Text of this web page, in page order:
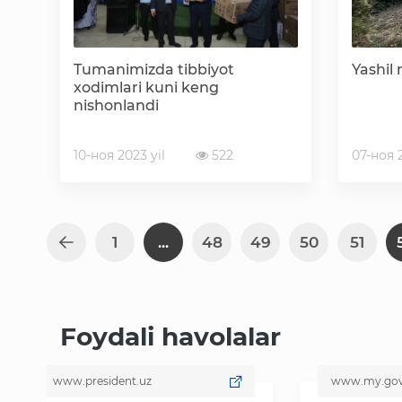
Tumanimizda tibbiyot
xodimlari kuni keng
nishonlandi
10-ноя 2023 yil 522
Yashil
07-ноя
1 ... 48 49 50 51
Foydali havolalar
www.president.uz www.my.gov.uz